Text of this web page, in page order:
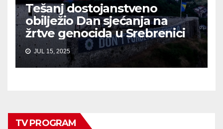
Tešanj dostojanstveno
obilježio Dan sjećanja na
žrtve genocida u Srebrenici
JUL 15, 2025
TV PROGRAM